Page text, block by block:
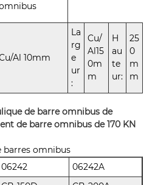
Al 10mm
La
rg
e
ur
:
Cu/
Al15
0m
m
H
au
te
ur:
25
0
m
m
de barre omnibus de
de barre omnibus de 170 KN
barres omnibus
06242
06242A